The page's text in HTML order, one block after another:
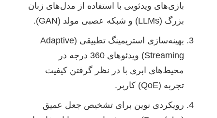
بازی‌های ویدئویی با استفاده از مدل‌های زبان
بزرگ (LLMs) و شبکه عصبی مولد (GAN).
بهینه‌سازی استریمینگ تطبیقی (Adaptive
Streaming) ویدئوهای 360 درجه در
محیط‌های ابری با در نظر گرفتن کیفیت
تجربه (QoE) کاربر.
رویکردی نوین برای تشخیص جعل عمیق